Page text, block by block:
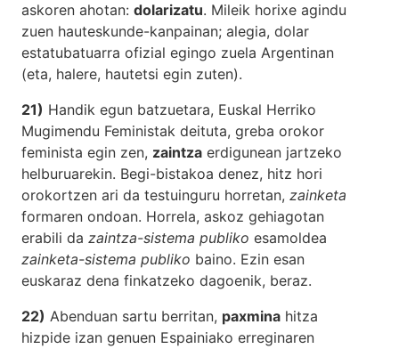
askoren ahotan: dolarizatu. Mileik horixe agindu
zuen hauteskunde-kanpainan; alegia, dolar
estatubatuarra ofizial egingo zuela Argentinan
(eta, halere, hautetsi egin zuten).
21) Handik egun batzuetara, Euskal Herriko
Mugimendu Feministak deituta, greba orokor
feminista egin zen, zaintza erdigunean jartzeko
helburuarekin. Begi-bistakoa denez, hitz hori
orokortzen ari da testuinguru horretan, zainketa
formaren ondoan. Horrela, askoz gehiagotan
erabili da zaintza-sistema publiko esamoldea
zainketa-sistema publiko baino. Ezin esan
euskaraz dena finkatzeko dagoenik, beraz.
22) Abenduan sartu berritan, paxmina hitza
hizpide izan genuen Espainiako erreginaren